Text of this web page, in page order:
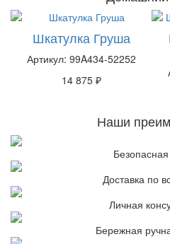
Шкатулка Груша
Артикул: 99A434-52252
14 875 ₽
Наши
Доставка по
Личная
Бережная